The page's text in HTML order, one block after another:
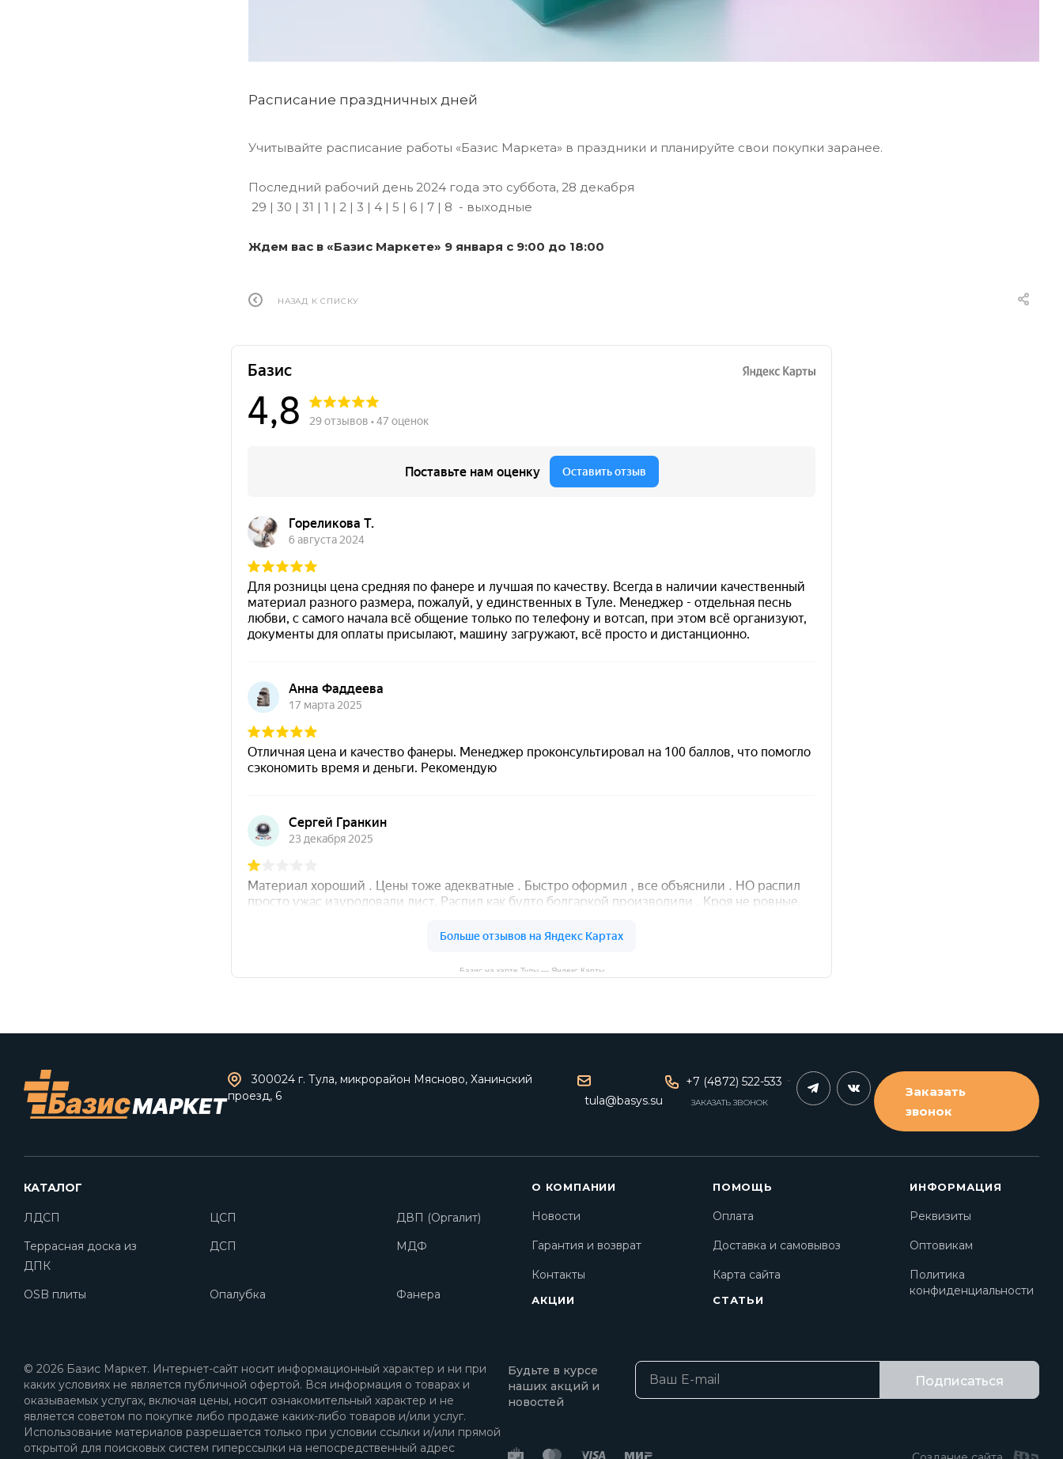
Расписание праздничных дней
Учитывайте расписание работы «Базис Маркета» в праздники и планируйте свои покупки заранее.
Последний рабочий день 2024 года это суббота, 28 декабря
29 | 30 | 31 | 1 | 2 | 3 | 4 | 5 | 6 | 7 | 8 - выходные
Ждем вас в «Базис Маркете» 9 января с 9:00 до 18:00
НАЗАД К СПИСКУ
Базис на карте Тулы — Яндекс Карты
300024 г. Тула, микрорайон Мясново, Ханинский
проезд, 6
tula@basys.su
+7 (4872) 522-533
ЗАКАЗАТЬ ЗВОНОК
Заказать
звонок
КАТАЛОГ
ЛДСП ЦСП
ДВП (Оргалит)
Террасная доска из
ДПК
ДСП МДФ
OSB плиты Опалубка Фанера
О КОМПАНИИ
Новости
Гарантия и возврат
Контакты
АКЦИИ
ПОМОЩЬ
Оплата
Доставка и самовывоз
Карта сайта
СТАТЬИ
ИНФОРМАЦИЯ
Реквизиты
Оптовикам
Политика
конфиденциальности
Будьте в курсе
наших акций и
новостей
Подписаться
© 2026 Базис Маркет. Интернет-сайт носит информационный характер и ни при
каких условиях не является публичной офертой. Вся информация о товарах и
оказываемых услугах, включая цены, носит ознакомительный характер и не
является советом по покупке либо продаже каких-либо товаров и/или услуг.
Использование материалов разрешается только при условии ссылки и/или прямой
открытой для поисковых систем гиперссылки на непосредственный адрес